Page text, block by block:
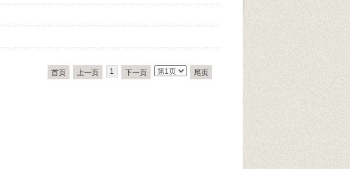
首页 上一页 1 下一页 尾页